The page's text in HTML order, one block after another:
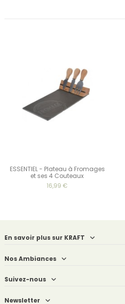
ESSENTIEL - Plateau à Fromages
et ses 4 Couteaux
16,99 €
En savoir plus sur KRAFT
Nos Ambiances
Suivez-nous
Newsletter